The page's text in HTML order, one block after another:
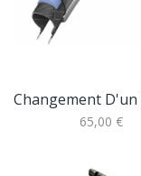
65,00 €